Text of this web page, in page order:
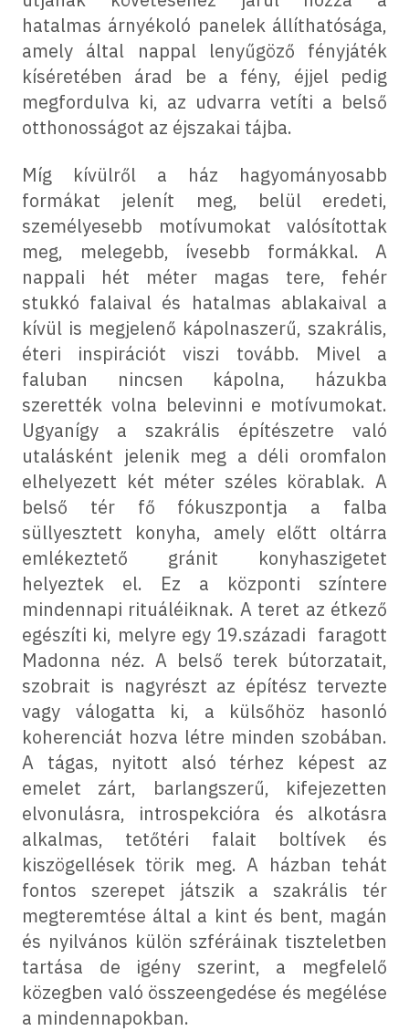
hatalmas árnyékoló panelek állíthatósága,
amely által nappal lenyűgöző fényjáték
kíséretében árad be a fény, éjjel pedig
megfordulva ki, az udvarra vetíti a belső
otthonosságot az éjszakai tájba.
Míg kívülről a ház hagyományosabb
formákat jelenít meg, belül eredeti,
személyesebb motívumokat valósítottak
meg, melegebb, ívesebb formákkal. A
nappali hét méter magas tere, fehér
stukkó falaival és hatalmas ablakaival a
kívül is megjelenő kápolnaszerű, szakrális,
éteri inspirációt viszi tovább. Mivel a
faluban nincsen kápolna, házukba
szerették volna belevinni e motívumokat.
Ugyanígy a szakrális építészetre való
utalásként jelenik meg a déli oromfalon
elhelyezett két méter széles körablak. A
belső tér fő fókuszpontja a falba
süllyesztett konyha, amely előtt oltárra
emlékeztető gránit konyhaszigetet
helyeztek el. Ez a központi színtere
mindennapi rituáléiknak. A teret az étkező
egészíti ki, melyre egy 19.századi faragott
Madonna néz. A belső terek bútorzatait,
szobrait is nagyrészt az építész tervezte
vagy válogatta ki, a külsőhöz hasonló
koherenciát hozva létre minden szobában.
A tágas, nyitott alsó térhez képest az
emelet zárt, barlangszerű, kifejezetten
elvonulásra, introspekcióra és alkotásra
alkalmas, tetőtéri falait boltívek és
kiszögellések törik meg. A házban tehát
fontos szerepet játszik a szakrális tér
megteremtése által a kint és bent, magán
és nyilvános külön szféráinak tiszteletben
tartása de igény szerint, a megfelelő
közegben való összeengedése és megélése
a mindennapokban.